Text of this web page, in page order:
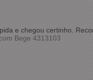
e chegou certinho.
Bege 4313103